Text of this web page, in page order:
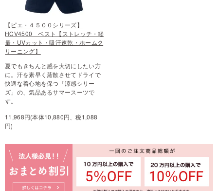
【ピエ・４５００シリーズ】
HCV4500 ベスト【ストレッチ・軽
量・UVカット・吸汗速乾・ホームク
リーニング】
夏でもきちんと感を大切にしたい方
に。汗を素早く蒸散させてドライで
快適な着心地を保つ「涼感シリー
ズ」の、気品あるサマースーツで
す。
11,968円(本体10,880円、税1,088
円)